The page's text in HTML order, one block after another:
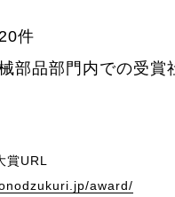
件
部品部門内での受賞
賞URL
award/